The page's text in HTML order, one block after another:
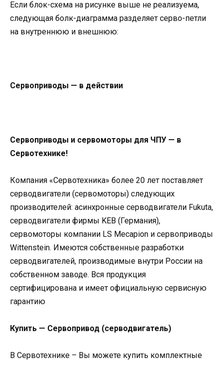
Если блок-схема на рисунке выше не реализуема,
следующая болк-диаграмма разделяет серво-петли
на внутреннюю и внешнюю:
Сервоприводы — в действии
Сервоприводы и сервомоторы для ЧПУ — в
Сервотехнике!
Компания «Сервотехника» более 20 лет поставляет
серводвигатели (сервомоторы) следующих
производителей: асинхронные серводвигатели Fukuta,
серводвигатели фирмы KEB (Германия),
сервомоторы компании LS Mecapion и сервоприводы
Wittenstein. Имеются собственные разработки
серводвигателей, производимые внутри России на
собственном заводе. Вся продукция
сертифицирована и имеет официальную сервисную
гарантию
Купить — Сервопривод (серводвигатель)
В Сервотехнике – Вы можете купить комплектные